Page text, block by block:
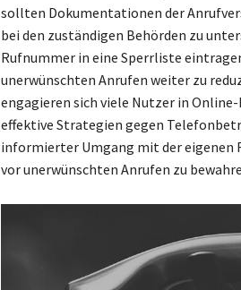
sollten Dokumentationen der
bei den zuständigen Behörden zu
Rufnummer in eine Sperrliste
unerwünschten Anrufen weiter zu
engagieren sich viele Nutzer in
effektive Strategien gegen
informierter Umgang mit der eigenen
vor unerwünschten Anrufen zu